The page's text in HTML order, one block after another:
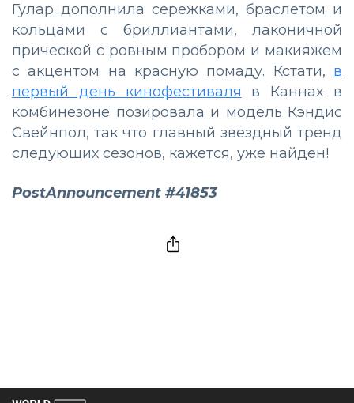
Гулар дополнила сережками, браслетом и
кольцами с бриллиантами, лаконичной
прической с ровным пробором и макияжем
с акцентом на красную помаду. Кстати, в
первый день кинофестиваля в Каннах в
комбинезоне позировала и модель Кэндис
Свейнпол, так что главный звездный тренд
следующих сезонов, кажется, уже найден!
PostAnnouncement #41853